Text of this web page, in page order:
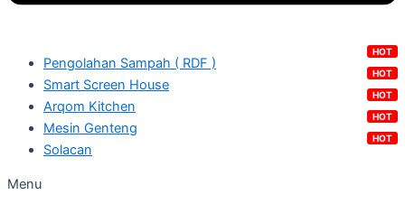
Pengolahan Sampah ( RDF )
Smart Screen House
Arqom Kitchen
Mesin Genteng
Solacan
Menu